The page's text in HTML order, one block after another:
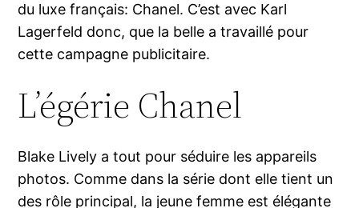
du luxe français: Chanel. C’est avec Karl
Lagerfeld donc, que la belle a travaillé pour
cette campagne publicitaire.
L’égérie Chanel
Blake Lively a tout pour séduire les appareils
photos. Comme dans la série dont elle tient un
des rôle principal, la jeune femme est élégante